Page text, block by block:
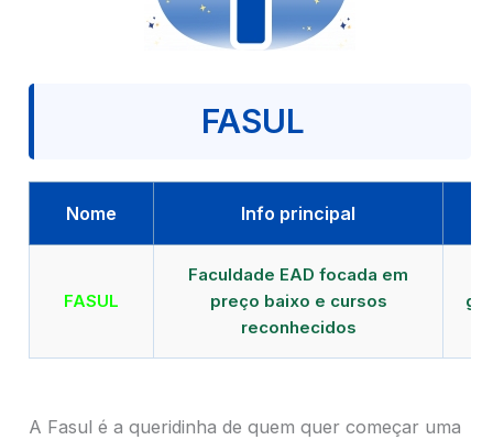
FASUL
Nome Info principal
FASUL
Faculdade EAD focada em
preço baixo e cursos
reconhecidos
A Fasul é a queridinha de quem quer começar uma